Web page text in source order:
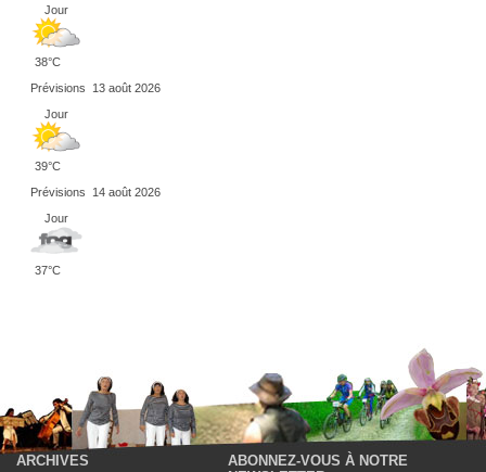
Jour
38°C
Prévisions
13 août 2026
Jour
39°C
Prévisions
14 août 2026
Jour
37°C
ARCHIVES
ABONNEZ-VOUS À NOTRE